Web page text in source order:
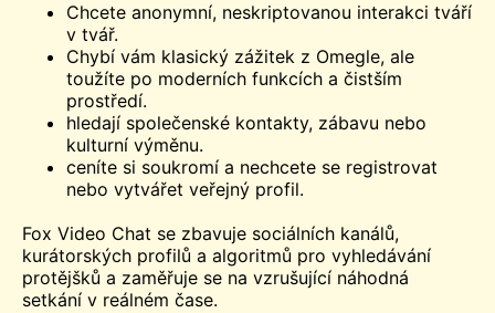
Chcete anonymní, neskriptovanou interakci tváří
v tvář.
Chybí vám klasický zážitek z Omegle, ale
toužíte po moderních funkcích a čistším
prostředí.
hledají společenské kontakty, zábavu nebo
kulturní výměnu.
ceníte si soukromí a nechcete se registrovat
nebo vytvářet veřejný profil.
Fox Video Chat se zbavuje sociálních kanálů,
kurátorských profilů a algoritmů pro vyhledávání
protějšků a zaměřuje se na vzrušující náhodná
setkání v reálném čase.